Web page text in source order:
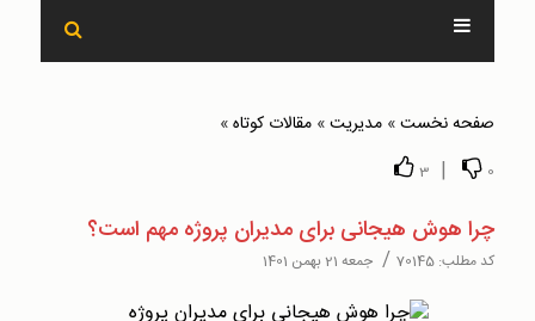
صفحه نخست» مدیریت» مقالات کوتاه»
0
|
3
چرا هوش هيجانی برای مديران پروژه مهم است؟
کد مطلب: 70145
/ جمعه 21 بهمن 1401